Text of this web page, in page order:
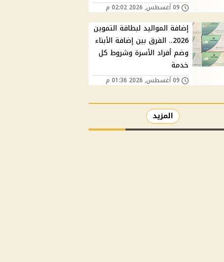
09 أغسطس, 2026 02:02 م
إضافة المواليد لبطاقة التموين
2026.. الفرق بين إضافة الأبناء
وضم أفراد الأسرة وشروط كل
خدمة
09 أغسطس, 2026 01:36 م
المزيد